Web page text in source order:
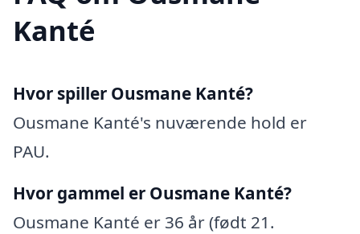
Kanté
Hvor spiller Ousmane Kanté?
Ousmane Kanté's nuværende hold er
PAU.
Hvor gammel er Ousmane Kanté?
Ousmane Kanté er 36 år (født 21.